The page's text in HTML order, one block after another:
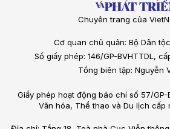
Chuyên trang của
Cơ quan chủ quản: Bộ Dân
Số giấy phép: 146/GP-BVHTTDL,
Tổng biên tập: Nguyễn
Giấy phép hoạt động báo chí số 57/
Văn hóa, Thể thao và Du lịch cấp